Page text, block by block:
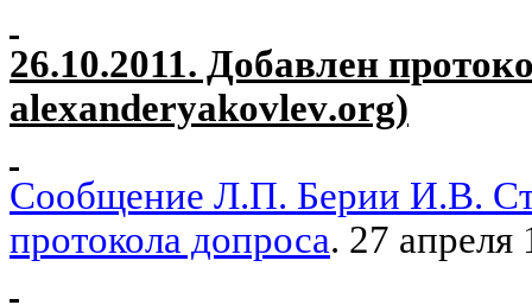
26.10.2011. Добавлен
alexanderyakovlev.org)
Сообщение Л.П. Берии И.В.
протокола допроса. 27 апреля